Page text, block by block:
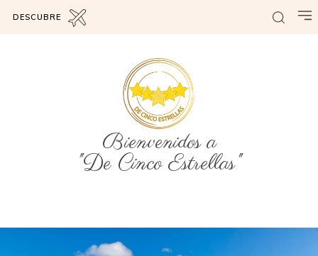
DESCUBRE
Bienvenidos a
"De Cinco Estrellas"